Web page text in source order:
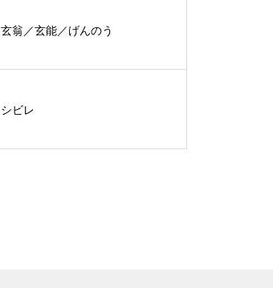
玄翁／玄能／げんのう
シビレ